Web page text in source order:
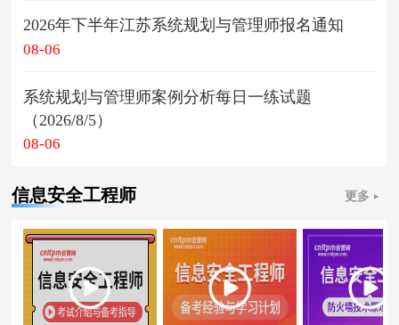
2026年下半年江苏系统规划与管理师报名通知
08-06
系统规划与管理师案例分析每日一练试题
（2026/8/5）
08-06
信息安全工程师 更多